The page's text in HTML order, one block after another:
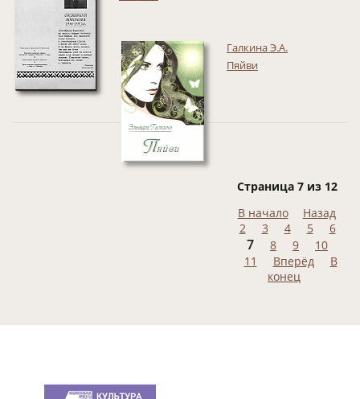
Галкина Э.А.
Пяйви
Страница 7 из 12
В начало
Назад
2
3 4 5 6
7 8 9
10
11
Вперёд
В
конец